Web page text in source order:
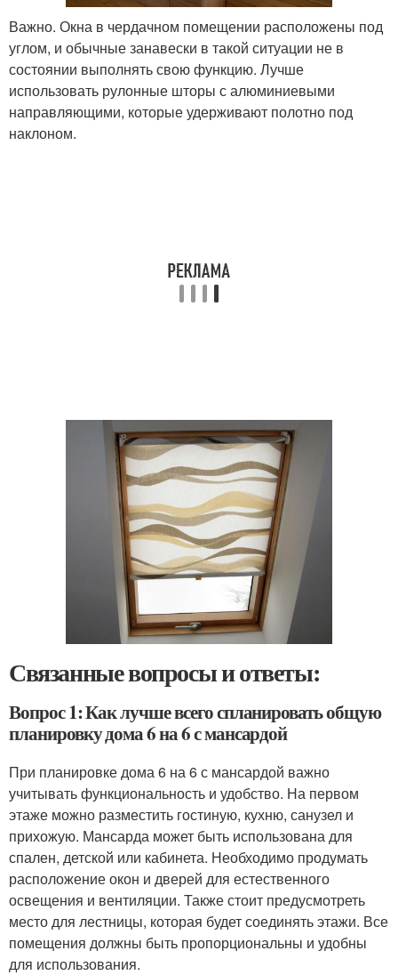
Важно. Окна в чердачном помещении расположены под
углом, и обычные занавески в такой ситуации не в
состоянии выполнять свою функцию. Лучше
использовать рулонные шторы с алюминиевыми
направляющими, которые удерживают полотно под
наклоном.
Связанные вопросы и ответы:
Вопрос 1: Как лучше всего спланировать общую
планировку дома 6 на 6 с мансардой
При планировке дома 6 на 6 с мансардой важно
учитывать функциональность и удобство. На первом
этаже можно разместить гостиную, кухню, санузел и
прихожую. Мансарда может быть использована для
спален, детской или кабинета. Необходимо продумать
расположение окон и дверей для естественного
освещения и вентиляции. Также стоит предусмотреть
место для лестницы, которая будет соединять этажи. Все
помещения должны быть пропорциональны и удобны
для использования.